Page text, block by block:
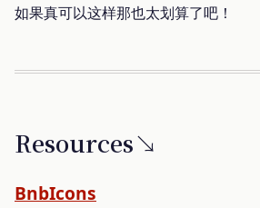
如果真可以这样那也太划算了吧！
Resources↘
BnbIcons